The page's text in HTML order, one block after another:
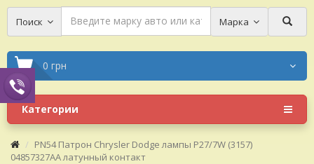
Поиск Марка
0 грн
Категории
PN54 Патрон Chrysler Dodge лампы Р27/7W (3157)
04857327AA латунный контакт